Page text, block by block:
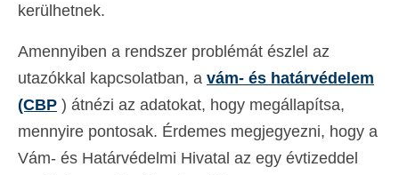
kerülhetnek.
Amennyiben a rendszer problémát észlel az
utazókkal kapcsolatban, a vám- és határvédelem
(CBP ) átnézi az adatokat, hogy megállapítsa,
mennyire pontosak. Érdemes megjegyezni, hogy a
Vám- és Határvédelmi Hivatal az egy évtizeddel